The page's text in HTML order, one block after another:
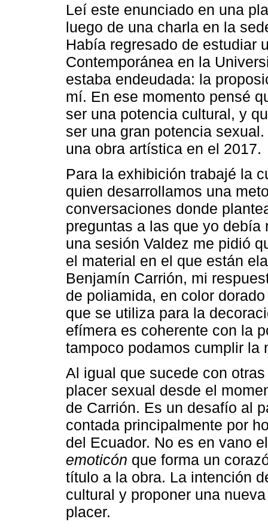
Leí este enunciado en una
luego de una charla en la
Había regresado de estudiar
Contemporánea en la
estaba endeudada: la
mí. En ese momento pensé
ser una potencia cultural, y
ser una gran potencia
una obra artística en el 2017.
Para la exhibición trabajé la
quien desarrollamos una
conversaciones donde
preguntas a las que yo
una sesión Valdez me pidió
el material en el que están
Benjamín Carrión, mi
de poliamida, en color
que se utiliza para la
efímera es coherente con la
tampoco podamos cumplir la
Al igual que sucede con
placer sexual desde el
de Carrión. Es un desafío al
contada principalmente por
del Ecuador. No es en vano
emoticón que forma un
título a la obra. La intención
cultural y proponer una
placer.